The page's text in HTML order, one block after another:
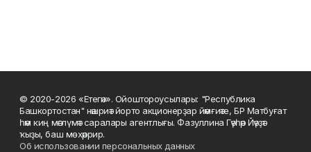
© 2020-2026 «Етегән». Ойоштороусылары: "Республика
Башкортостан" нәшриәт йорто акционерҙар йәмғиәте, БР Матбуғат
һәм киң мәғлүмәт саралары агентлығы. Фазуллина Гәүһәр Йәүҙәт
ҡыҙы, баш мөхәррир.
Об использовании персональных данных